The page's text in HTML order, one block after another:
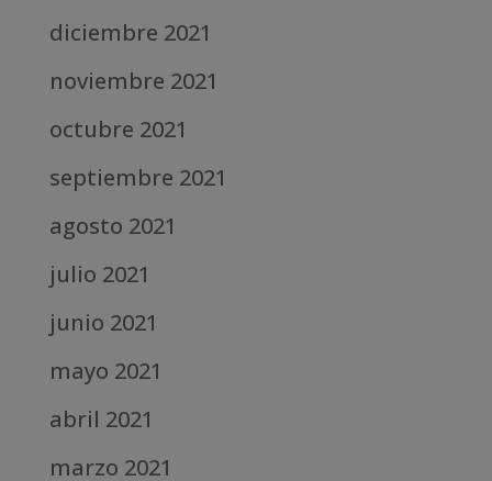
diciembre 2021
noviembre 2021
octubre 2021
septiembre 2021
agosto 2021
julio 2021
junio 2021
mayo 2021
abril 2021
marzo 2021